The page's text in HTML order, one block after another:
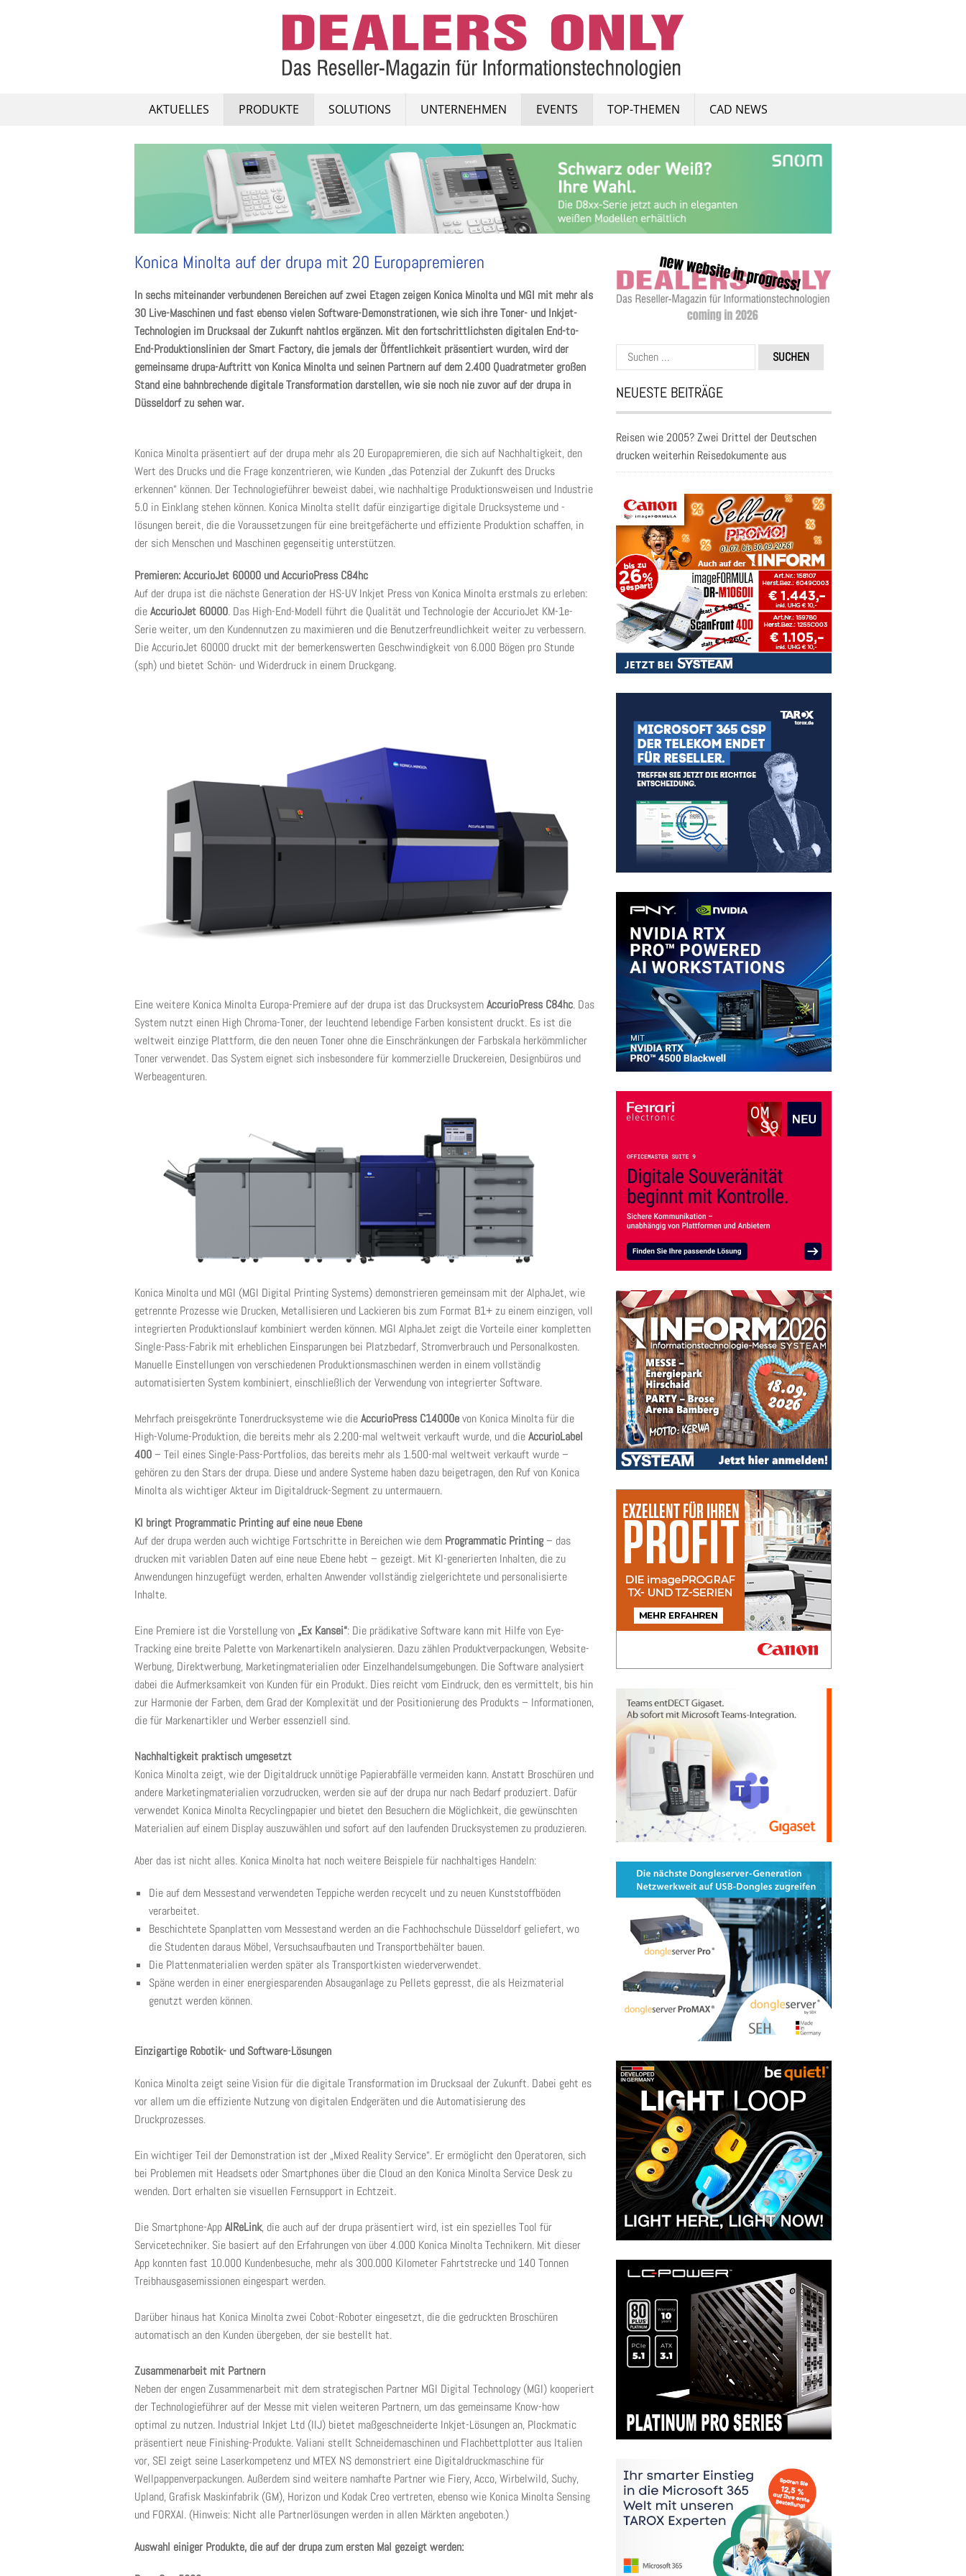
AKTUELLES PRODUKTE SOLUTIONS UNTERNEHMEN EVENTS TOP-THEMEN CAD NEWS
Konica Minolta auf der drupa mit 20 Europapremieren
In sechs miteinanderverbundenen Bereichen auf zwei Etagen zeigen Konica Minolta und MGI mit mehr als
30 Live-Maschinen und fast ebenso vielen Software-Demonstrationen, wie sich ihre Toner- und Inkjet-
Technologien im Drucksaal der Zukunft nahtlos ergänzen. Mit den fortschrittlichsten digitalen End-to-
End-Produktionslinien der Smart Factory, die jemals der Öffentlichkeit präsentiert wurden, wird der
gemeinsame drupa-Auftritt von Konica Minolta und seinen Partnern auf dem 2.400 Quadratmeter großen
Stand eine bahnbrechende digitale Transformation darstellen, wie sie noch nie zuvor auf der drupa in
Düsseldorf zu sehen war.
Konica Minolta präsentiert auf der drupa mehr als 20 Europapremieren, die sich auf Nachhaltigkeit, den
Wert des Drucks und die Frage konzentrieren, wie Kunden „das Potenzial der Zukunft des Drucks
erkennen“ können. Der Technologieführer beweist dabei, wie nachhaltige Produktionsweisen und Industrie
5.0 in Einklang stehen können. Konica Minolta stellt dafür einzigartige digitale Drucksysteme und -
lösungen bereit, die die Voraussetzungen für eine breitgefächerte und effiziente Produktion schaffen, in
der sich Menschen und Maschinen gegenseitig unterstützen.
Premieren: AccurioJet 60000 und AccurioPress C84hc
Auf der drupa ist die nächste Generation der HS-UV Inkjet Press von Konica Minolta erstmals zu erleben:
dieAccurioJet 60000. Das High-End-Modell führt die Qualität und Technologie der AccurioJet KM-1e-
Serie weiter, um den Kundennutzen zu maximieren und die Benutzerfreundlichkeit weiter zu verbessern.
Die AccurioJet 60000 druckt mit der bemerkenswerten Geschwindigkeit von 6.000 Bögen pro Stunde
(sph) und bietet Schön- und Widerdruck in einem Druckgang.
Eine weitere Konica Minolta Europa-Premiere auf der drupa ist das DrucksystemAccurioPress C84hc. Das
System nutzt einen High Chroma-Toner, der leuchtend lebendige Farben konsistent druckt. Es ist die
weltweit einzige Plattform, die den neuen Toner ohne die Einschränkungen der Farbskala herkömmlicher
Toner verwendet. Das System eignet sich insbesondere für kommerzielle Druckereien, Designbüros und
Werbeagenturen.
Konica Minolta und MGI (MGI Digital Printing Systems) demonstrieren gemeinsam mit der AlphaJet, wie
getrennte Prozesse wie Drucken, Metallisieren und Lackieren bis zum Format B1+ zu einem einzigen, voll
integrierten Produktionslauf kombiniert werden können. MGI AlphaJet zeigt die Vorteile einer kompletten
Single-Pass-Fabrik mit erheblichen Einsparungen bei Platzbedarf, Stromverbrauch und Personalkosten.
Manuelle Einstellungen von verschiedenen Produktionsmaschinen werden in einem vollständig
automatisierten System kombiniert, einschließlich der Verwendung von integrierter Software.
Mehrfach preisgekrönte Tonerdrucksysteme wie dieAccurioPress C14000evon Konica Minolta für die
High-Volume-Produktion, die bereits mehr als 2.200-mal weltweit verkauft wurde, und dieAccurioLabel
400– Teil eines Single-Pass-Portfolios, das bereits mehr als 1.500-mal weltweit verkauft wurde –
gehören zu den Stars der drupa. Diese und andere Systeme haben dazu beigetragen, den Ruf von Konica
Minolta als wichtiger Akteur im Digitaldruck-Segment zu untermauern.
KI bringt Programmatic Printing auf eine neue Ebene
Auf der drupa werden auch wichtige Fortschritte in Bereichen wie dem Programmatic Printing– das
drucken mit variablen Daten auf eine neue Ebene hebt – gezeigt. Mit KI-generierten Inhalten, die zu
Anwendungen hinzugefügt werden, erhalten Anwender vollständig zielgerichtete und personalisierte
Inhalte.
Eine Premiere ist die Vorstellung von „Ex Kansei“: Die prädikative Software kann mit Hilfe von Eye-
Tracking eine breite Palette von Markenartikeln analysieren. Dazu zählen Produktverpackungen, Website-
Werbung, Direktwerbung, Marketingmaterialien oder Einzelhandelsumgebungen. Die Software analysiert
dabei die Aufmerksamkeit von Kunden für ein Produkt. Dies reicht vom Eindruck, den es vermittelt, bis hin
zur Harmonie der Farben, dem Grad der Komplexität und der Positionierung des Produkts – Informationen,
die für Markenartikler und Werber essenziell sind.
Nachhaltigkeit praktisch umgesetzt
Konica Minolta zeigt, wie der Digitaldruck unnötige Papierabfälle vermeiden kann. Anstatt Broschüren und
andere Marketingmaterialien vorzudrucken, werden sie auf der drupa nur nach Bedarf produziert. Dafür
verwendet Konica Minolta Recyclingpapier und bietet den Besuchern die Möglichkeit, die gewünschten
Materialien auf einem Display auszuwählen und sofort auf den laufenden Drucksystemen zu produzieren.
Aber das ist nicht alles. Konica Minolta hat noch weitere Beispiele für nachhaltiges Handeln:
Die auf dem Messestand verwendeten Teppiche werden recycelt und zu neuen Kunststoffböden
verarbeitet.
Beschichtete Spanplatten vom Messestand werden an die Fachhochschule Düsseldorf geliefert, wo
die Studenten daraus Möbel, Versuchsaufbauten und Transportbehälter bauen.
Die Plattenmaterialien werden später als Transportkisten wiederverwendet.
Späne werden in einer energiesparenden Absauganlage zu Pellets gepresst, die als Heizmaterial
genutzt werden können.
Einzigartige Robotik- und Software-Lösungen
Konica Minolta zeigt seine Vision für die digitale Transformation im Drucksaal der Zukunft. Dabei geht es
vor allem um die effiziente Nutzung von digitalen Endgeräten und die Automatisierung des
Druckprozesses.
Ein wichtiger Teil der Demonstration ist der „Mixed Reality Service“. Er ermöglicht den Operatoren, sich
bei Problemen mit Headsets oder Smartphones über die Cloud an den Konica Minolta Service Desk zu
wenden. Dort erhalten sie visuellen Fernsupport in Echtzeit.
Die Smartphone-AppAIReLink, die auch auf der drupa präsentiert wird, ist ein spezielles Tool für
Servicetechniker. Sie basiert auf den Erfahrungen von über 4.000 Konica Minolta Technikern. Mit dieser
App konnten fast 10.000 Kundenbesuche, mehr als 300.000 Kilometer Fahrtstrecke und 140 Tonnen
Treibhausgasemissionen eingespart werden.
Darüber hinaus hat Konica Minolta zwei Cobot-Roboter eingesetzt, die die gedruckten Broschüren
automatisch an den Kunden übergeben, der sie bestellt hat.
Zusammenarbeit mit Partnern
Neben der engen Zusammenarbeit mit dem strategischen Partner MGI Digital Technology (MGI) kooperiert
der Technologieführer auf der Messe mit vielen weiteren Partnern, um das gemeinsame Know-how
optimal zu nutzen. Industrial Inkjet Ltd (IIJ) bietet maßgeschneiderte Inkjet-Lösungen an, Plockmatic
präsentiert neue Finishing-Produkte. Valiani stellt Schneidemaschinen und Flachbettplotter aus Italien
vor, SEI zeigt seine Laserkompetenz und MTEX NS demonstriert eine Digitaldruckmaschine für
Wellpappenverpackungen. Außerdem sind weitere namhafte Partner wie Fiery, Acco, Wirbelwild, Suchy,
Upland, Grafisk Maskinfabrik (GM), Horizon und Kodak Creo vertreten, ebenso wie Konica Minolta Sensing
und FORXAI. (Hinweis: Nicht alle Partnerlösungen werden in allen Märkten angeboten.)
Auswahl einiger Produkte, die auf der drupa zum ersten Mal gezeigt werden:
Suchen
nach:
NEUESTE BEITRÄGE
Reisen wie 2005? Zwei Drittel der Deutschen
drucken weiterhin Reisedokumente aus